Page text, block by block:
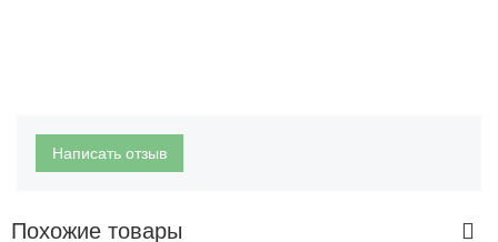
Написать отзыв
Похожие товары